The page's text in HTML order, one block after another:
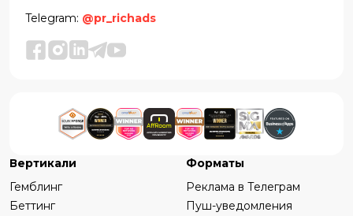
Telegram: @pr_richads
Вертикали
Гемблинг
Беттинг
Форматы
Реклама в Телеграм
Пуш-уведомления